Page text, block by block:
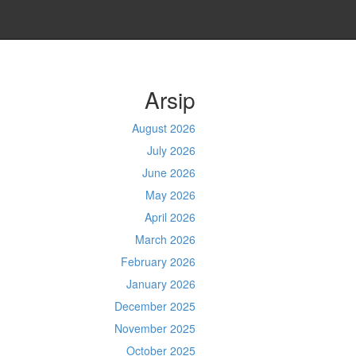
Arsip
August 2026
July 2026
June 2026
May 2026
April 2026
March 2026
February 2026
January 2026
December 2025
November 2025
October 2025